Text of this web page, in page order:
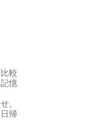
較
憶
。
帰